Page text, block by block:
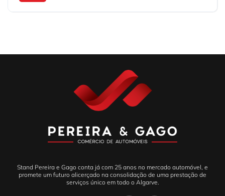
Stand Pereira e Gago conta já com 25 anos no mercado automóvel, e
promete um futuro alicerçado na consolidação de uma prestação de
serviços único em todo o Algarve.